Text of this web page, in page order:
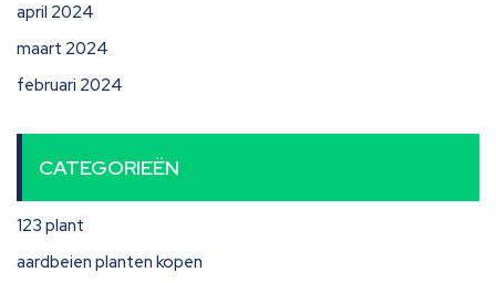
april 2024
maart 2024
februari 2024
CATEGORIEËN
123 plant
aardbeien planten kopen